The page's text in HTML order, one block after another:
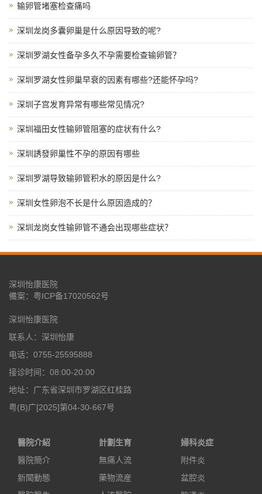
输卵管堵塞检查痛吗
深圳龙岗多囊卵巢是什么原因导致的呢?
深圳罗湖女性备孕多久不孕需要检查输卵管？
深圳罗湖女性卵巢早衰的因素有哪些?还能怀孕吗?
深圳子宫发育异常有哪些常见情况?
深圳福田女性输卵管阻塞的症状有什么?
深圳誘發卵巢性不孕的原因有哪些
深圳罗湖导致输卵管积水的原因是什么?
深圳女性卵泡不长是什么原因造成的？
深圳龙岗女性输卵管不通会出现哪些症状？
深圳怡康医院
備案： 粤ICP备17020562号
深圳怡康医院
联系人：深圳怡康
电话：0755-25595888
接诊时间：08:00-20:00
地址：广东省深圳市罗湖区红桂路
粤(B)广[2025]第04-30-667号
醫院介紹
醫院簡介
新聞動態
計劃生育
無痛人流
藥物流産
婦科炎症
附件炎
盆腔炎